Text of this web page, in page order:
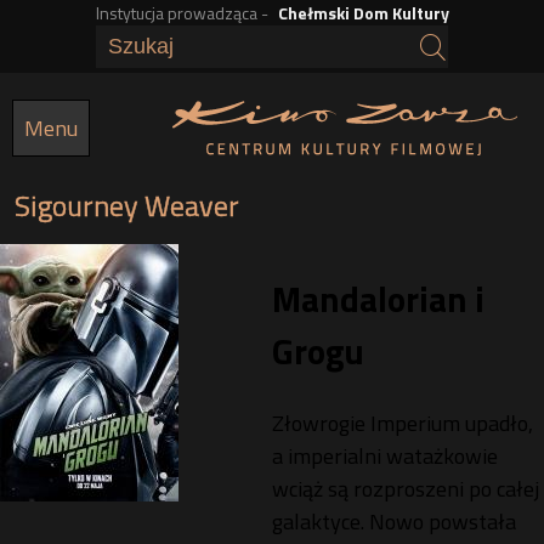
Przejdź
treści
Instytucja prowadząca - Chełmski Dom Kultury
Menu
Sigourney Weaver
Mandalorian i
Grogu
Złowrogie Imperium upadło,
a imperialni watażkowie
wciąż są rozproszeni po całej
galaktyce. Nowo powstała